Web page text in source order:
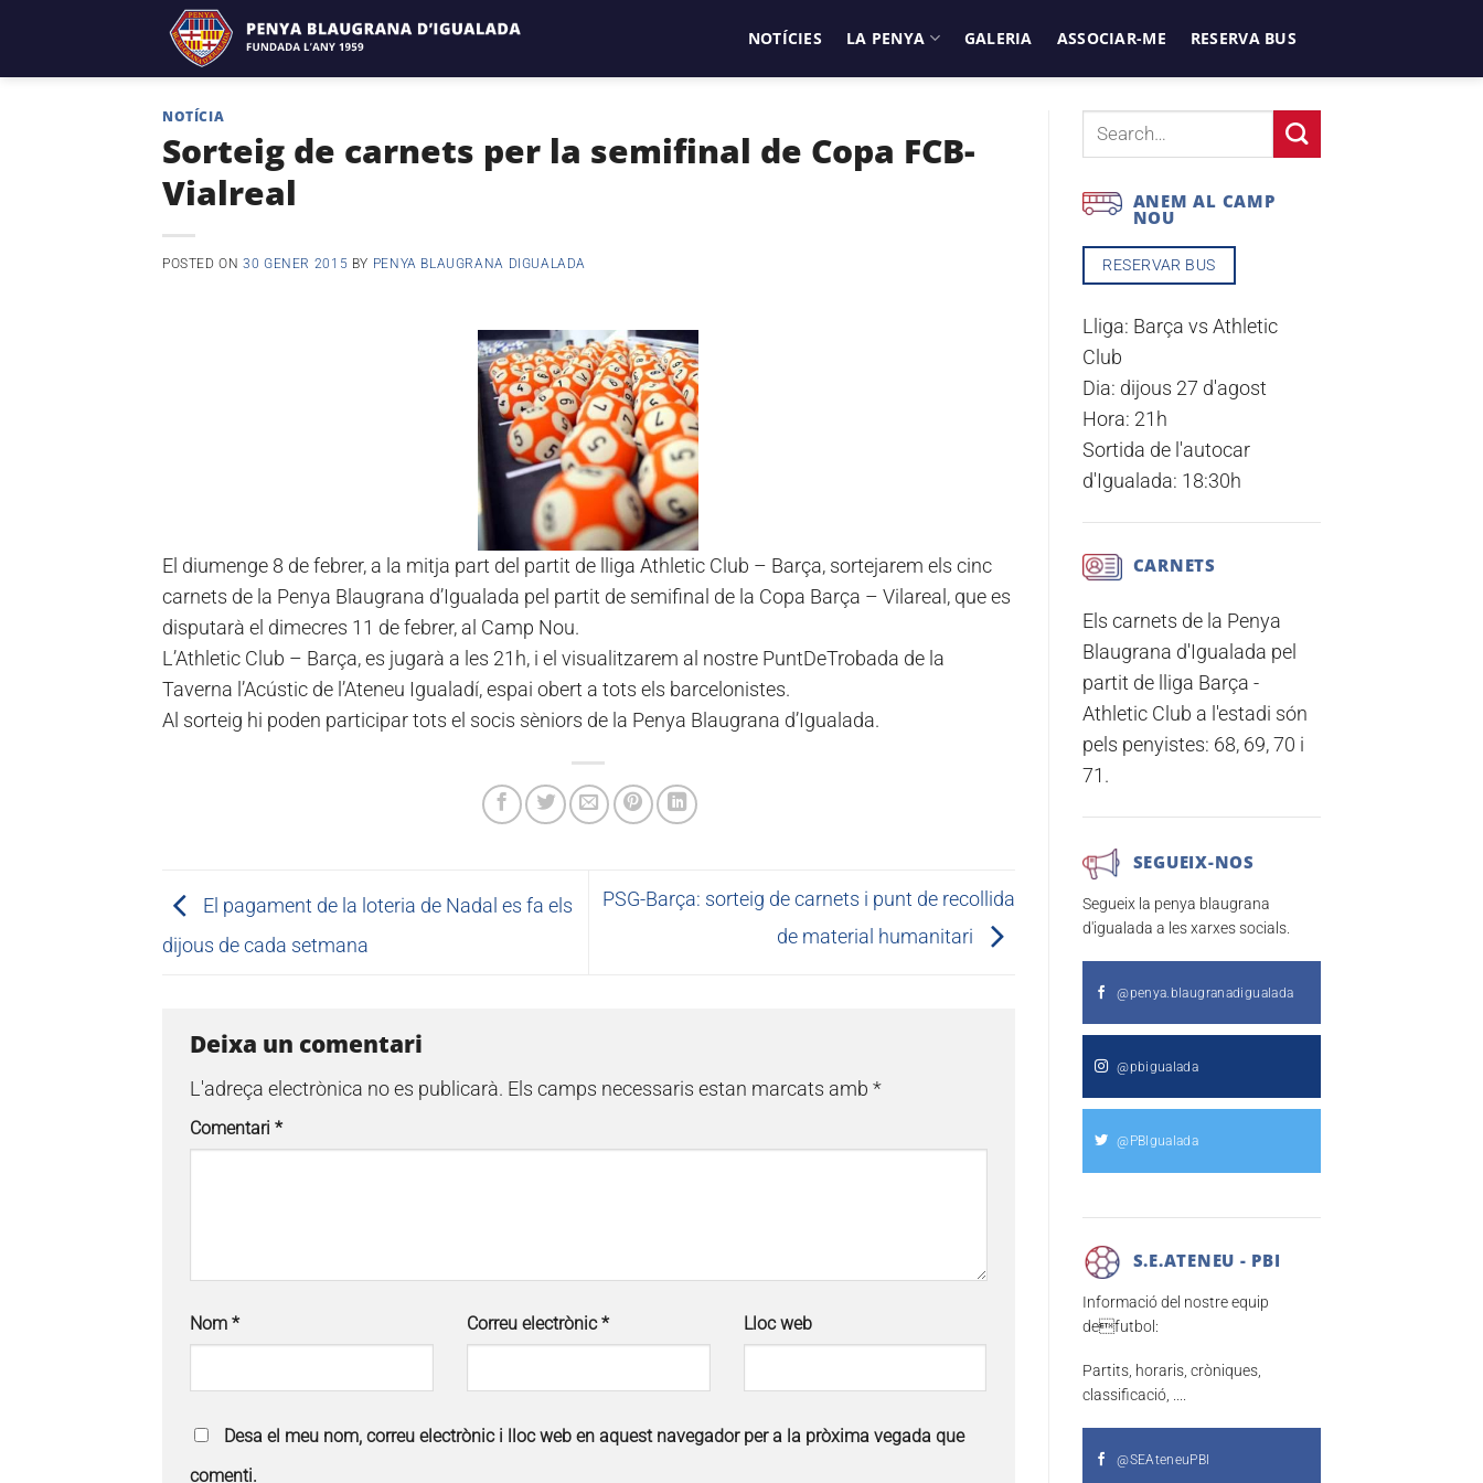
content
NOTÍCIES LA PENYA GALERIA ASSOCIAR-ME RESERVA BUS
NOTÍCIA
Sorteig de carnets per la semifinal de Copa FCB-
Vialreal
POSTED ON30 GENER 2015 BY PENYA BLAUGRANA DIGUALADA
El diumenge 8 de febrer, a la mitja part del partit de lliga Athletic Club – Barça, sortejarem els cinc
carnets de la Penya Blaugrana d’Igualada pel partit de semifinal de la Copa Barça – Vilareal, que es
disputarà el dimecres 11 de febrer, al Camp Nou.
L’Athletic Club – Barça, es jugarà a les 21h, i el visualitzarem al nostre PuntDeTrobada de la
Taverna l’Acústic de l’Ateneu Igualadí, espai obert a tots els barcelonistes.
Al sorteig hi poden participar tots el socis sèniors de la Penya Blaugrana d’Igualada.
El pagament de la loteria de Nadal es fa els
dijous de cada setmana
PSG-Barça: sorteig de carnets i punt de recollida
de material humanitari
Deixa un comentari
L'adreça electrònica no es publicarà. Els camps necessaris estan marcats amb *
Comentari *
Nom * Correu electrònic* Lloc web
Desa el meu nom, correu electrònic i lloc web en aquest navegador per a la pròxima vegada que
comenti.
ANEM AL CAMP
NOU
RESERVAR BUS
Lliga: Barça vs Athletic
Club
Dia: dijous 27 d'agost
Hora: 21h
Sortida de l'autocar
d'Igualada: 18:30h
CARNETS
Els carnets de la Penya
Blaugrana d'Igualada pel
partit de lliga Barça -
Athletic Club a l'estadi són
pels penyistes: 68, 69, 70 i
71.
SEGUEIX-NOS
Segueix la penya blaugrana
d'igualada a les xarxes socials.
@penya.blaugranadigualada
@pbigualada
@PBIgualada
S.E.ATENEU - PBI
Informació del nostre equip
defutbol:
Partits, horaris, cròniques,
classificació, ....
@SEAteneuPBI